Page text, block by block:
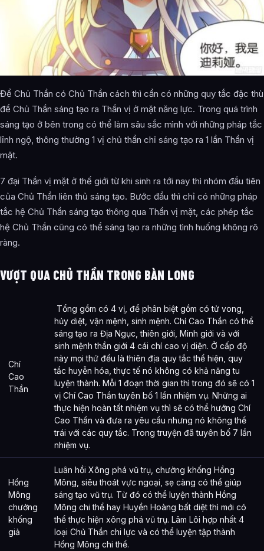
Để Chủ Thần có Chủ Thần cách thì cần có những quy tắc đặc thù
để Chủ Thần sáng tạo ra Thần vị ở mặt năng lực. Trong quá trình
sáng tạo ở bên trong có thể làm sâu sắc mình với những pháp tắc
lĩnh ngộ, thông thường 1 vị chủ thần chỉ sáng tạo ra 1 lần Thần vị
mặt.
7 đại Thần vị mặt ở thế giới từ khi sinh ra tới nay thì nhóm đầu tiên
của Chủ Thần liên thủ sáng tạo. Bước đầu thì chỉ có những pháp
tắc hệ Chủ Thần sáng tạo thông qua Thần vị mặt, các phép tắc
hệ Chủ Thần cũng có thể sáng tạo ra những tình huống không rõ
ràng.
VƯỢT QUA CHỦ THẦN TRONG BÀN LONG
Chí
Cao
Thần
Tổng gồm có 4 vị, để phân biệt gồm có tử vong,
hủy diệt, vận mệnh, sinh mệnh. Chí Cao Thần có thể
sáng tạo ra Địa Ngục, thiên giới, Minh giới và với
sinh mệnh thần giới 4 cái chí cao vị diện. Ở cấp độ
này mọi thứ đều là thiên địa quy tắc thể hiện, quy
tắc huyễn hóa, thực tế nó không có khả năng tu
luyện thành. Mỗi 1 đoạn thời gian thì trong đó sẽ có 1
vị Chí Cao Thần tuyên bố 1 lần nhiệm vụ. Những ai
thực hiện hoàn tất nhiệm vụ thì sẽ có thể hướng Chí
Cao Thần và đưa ra yêu cầu nhưng nó không thể
trái với các quy tắc. Trong truyện đã tuyên bố 7 lần
nhiệm vụ.
Hồng
Mông
chưởng
khống
giả
Luân hồi Xông phá vũ trụ, chưởng khống Hồng
Mông, siêu thoát vực ngoại, sẹ càng có thể giúp
sáng tạo vũ trụ. Từ đó có thể luyện thành Hồng
Mông chi thể hay Huyền Hoàng bất diệt thì mới có
thể thực hiện xông phá vũ trụ. Lâm Lôi hợp nhất 4
loại Chủ Thần chi lực và có thể luyện tập thành
Hồng Mông chi thể.